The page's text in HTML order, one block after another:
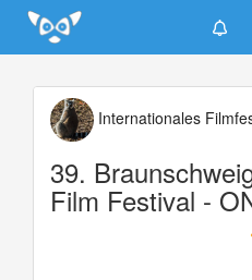
Update cookies preferences
Internationales
39.
Film Festival -